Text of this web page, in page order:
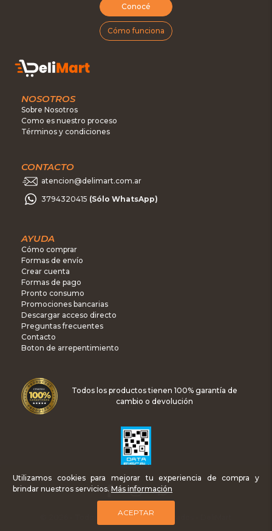
Conocé
Cómo funciona
NOSOTROS
Sobre Nosotros
Como es nuestro proceso
Términos y condiciones
CONTACTO
atencion@delimart.com.ar
3794320415 (Sólo WhatsApp)
AYUDA
Cómo comprar
Formas de envío
Crear cuenta
Formas de pago
Pronto consumo
Promociones bancarias
Descargar acceso directo
Preguntas frecuentes
Contacto
Boton de arrepentimiento
Todos los productos tienen 100% garantía de
cambio o devolución
© 2026 - Todos los Derechos Reservados - DeliMart
Utilizamos cookies para mejorar tu experiencia de compra y
brindar nuestros servicios. Más información
ACEPTAR